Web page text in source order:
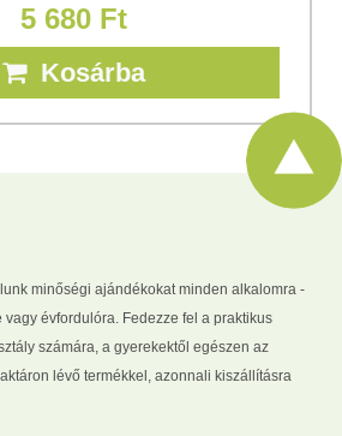
5 680 Ft
Kosárba
minőségi ajándékokat minden alkalomra -
évfordulóra. Fedezze fel a praktikus
számára, a gyerekektől egészen az
lévő termékkel, azonnali kiszállításra